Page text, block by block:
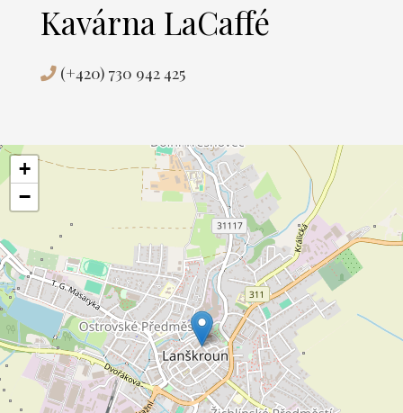
Kavárna LaCaffé
(+420) 730 942 425
+
−